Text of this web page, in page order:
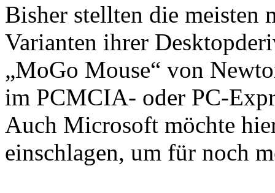
Bisher stellten die meisten
Varianten ihrer
„MoGo Mouse“ von
im PCMCIA- oder PC-
Auch Microsoft möchte
einschlagen, um für noch